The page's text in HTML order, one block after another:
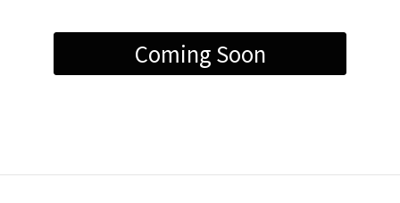
Coming Soon